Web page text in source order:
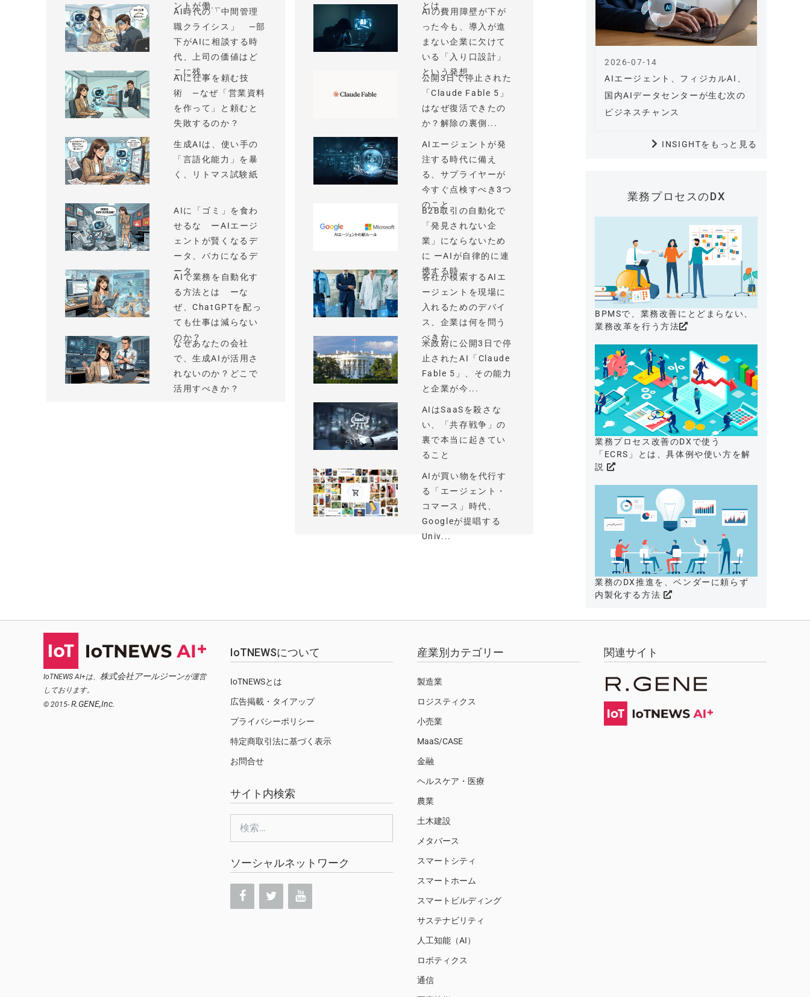
ントが働...
AI時代の「中間管理
職クライシス」 —部
下がAIに相談する時
代、上司の価値はど
こに残...
AIに仕事を頼む技
術 —なぜ「営業資料
を作って」と頼むと
失敗するのか？
生成AIは、使い手の
「言語化能力」を暴
く、リトマス試験紙
AIに「ゴミ」を食わ
せるな ーAIエージ
ェントが賢くなるデ
ータ、バカになるデ
ータ
AIで業務を自動化す
る方法とは ーな
ぜ、ChatGPTを配っ
ても仕事は減らない
のか？
なぜあなたの会社
で、生成AIが活用さ
れないのか？どこで
活用すべきか？
とは
AIの費用障壁が下が
った今も、導入が進
まない企業に欠けて
いる「入り口設計」
という発想
公開3日で停止された
「Claude Fable 5」
はなぜ復活できたの
か？解除の裏側...
AIエージェントが発
注する時代に備え
る、サプライヤーが
今すぐ点検すべき3つ
のこと
B2B取引の自動化で
「発見されない企
業」にならないため
に ーAIが自律的に連
携する時...
各社が模索するAIエ
ージェントを現場に
入れるためのデバイ
ス、企業は何を問う
べきか
米政府に公開3日で停
止されたAI「Claude
Fable 5」、その能力
と企業が今...
AIはSaaSを殺さな
い、「共存戦争」の
裏で本当に起きてい
ること
AIが買い物を代行す
る「エージェント・
コマース」時代、
Googleが提唱する
Univ...
AIエージェント、フィジカルAI、
国内AIデータセンターが生む次の
ビジネスチャンス
2026-07-14
INSIGHTをもっと見る
業務プロセスのDX
BPMSで、業務改善にとどまらない、
業務改革を行う方法
業務プロセス改善のDXで使う
「ECRS」とは、具体例や使い方を解
説
業務のDX推進を、ベンダーに頼らず
内製化する方法
IoTNEWS AI+は、 株式会社アールジーンが運営
しております。
© 2015- R.GENE,Inc.
IoTNEWSについて
IoTNEWSとは
広告掲載・タイアップ
プライバシーポリシー
特定商取引法に基づく表示
お問合せ
サイト内検索
索:
ソーシャルネットワーク
産業別カテゴリー
製造業
ロジスティクス
小売業
MaaS/CASE
金融
ヘルスケア・医療
農業
土木建設
メタバース
スマートシティ
スマートホーム
スマートビルディング
サステナビリティ
人工知能（AI）
ロボティクス
通信
関連サイト